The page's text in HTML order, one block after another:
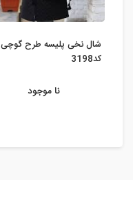
شال نخی پلیسه طرح گوچی
کد3198
نا موجود